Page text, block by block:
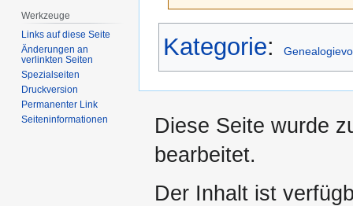
Navigation
Suche
Kategorie:
Werkzeuge
Links auf diese Seite
Änderungen an
verlinkten Seiten
Spezialseiten
Druckversion
Permanenter Link
Seiten­­informationen
Diese Seite wurde
bearbeitet.
Der Inhalt ist